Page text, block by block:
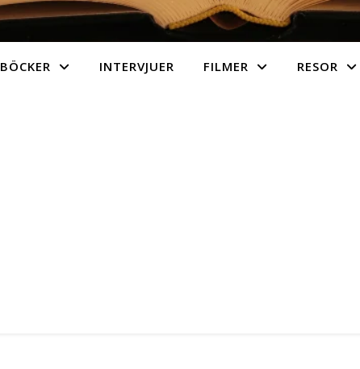
BÖCKER INTERVJUER FILMER RESOR